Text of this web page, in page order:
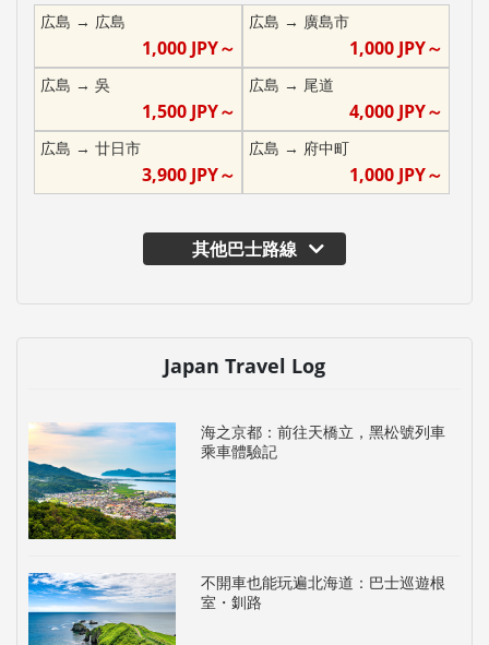
広島 → 広島
1,000JPY～
広島 → 廣島市
1,000 JPY～
広島 → 吳
1,500JPY～
広島 → 尾道
4,000 JPY～
広島 → 廿日市
3,900JPY～
広島 → 府中町
1,000 JPY～
其他巴士路線
Japan Travel Log
海之京都：前往天橋立，黑松號列車
乘車體驗記
不開車也能玩遍北海道：巴士巡遊根
室・釧路